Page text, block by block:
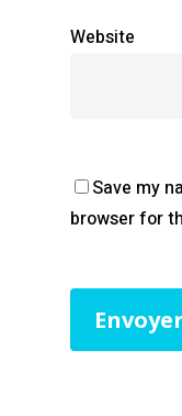
Website
Save my
browser for